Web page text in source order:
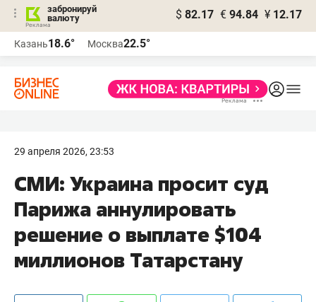
забронируй
валюту
$ 82.17 € 94.84 ¥ 12.17
Казань18.6° Москва22.5°
29 апреля 2026, 23:53
СМИ: Украина просит суд
Парижа аннулировать
решение о выплате $104
миллионов Татарстану